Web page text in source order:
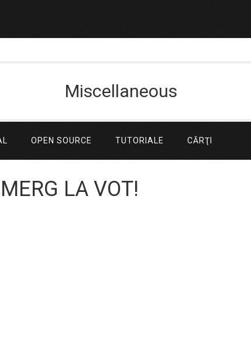
Miscellaneous
OPEN SOURCE TUTORIALE CĂRŢI
LA VOT!